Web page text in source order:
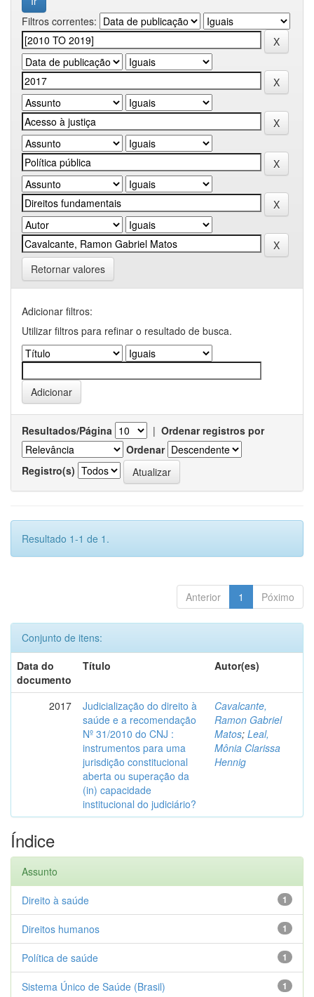
Filtros correntes:
Retornar valores
Adicionar filtros:
Utilizar filtros para refinar o resultado de busca.
Resultados/Página | Ordenar registros por
Ordenar
Registro(s)
Resultado 1-1 de 1.
Anterior 1 Póximo
Conjunto de itens:
Data do
documento
Título Autor(es)
2017
Judicialização do direito à
saúde e a recomendação
Nº 31/2010 do CNJ :
instrumentos para uma
jurisdição constitucional
aberta ou superação da
(in) capacidade
institucional do judiciário?
Cavalcante,
Ramon Gabriel
Matos; Leal,
Mônia Clarissa
Hennig
Índice
Assunto
1
Direito à saúde
1
Direitos humanos
1
Política de saúde
1
Sistema Único de Saúde (Brasil)